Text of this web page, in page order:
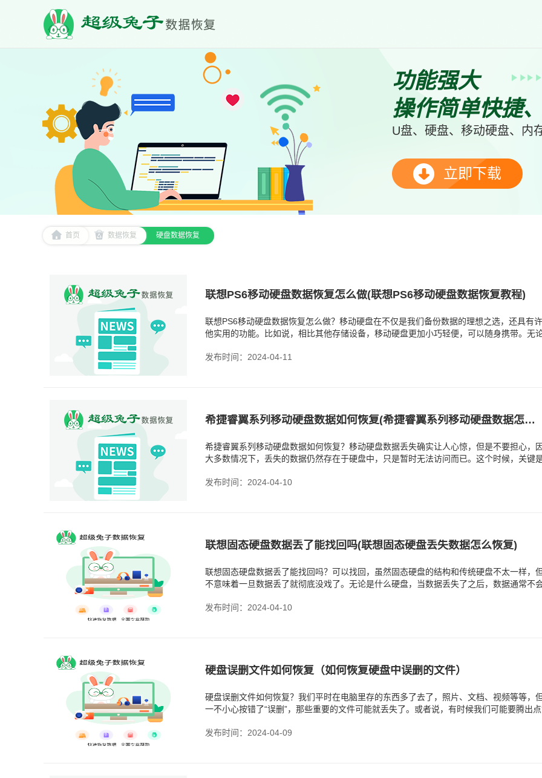
功能强大
操作简单快捷
U盘、硬盘、移动硬盘、内
立即下载
首页 数据恢复 硬盘数据恢复
联想PS6移动硬盘数据恢复怎么做(联想PS6移动硬盘数据恢复教程)
联想PS6移动硬盘数据恢复怎么做？移动硬盘在不仅是我们备份数据的理想之选，还具有
他实用的功能。比如说，相比其他存储设备，移动硬盘更加小巧轻便，可以随身携带。无论
发布时间：2024-04-11
希捷睿翼系列移动硬盘数据如何恢复(希捷睿翼系列移动硬盘数据怎么恢复)
希捷睿翼系列移动硬盘数据如何恢复？移动硬盘数据丢失确实让人心惊，但是不要担心，
大多数情况下，丢失的数据仍然存在于硬盘中，只是暂时无法访问而已。这个时候，关键是
发布时间：2024-04-10
联想固态硬盘数据丢了能找回吗(联想固态硬盘丢失数据怎么恢复)
联想固态硬盘数据丢了能找回吗？可以找回，虽然固态硬盘的结构和传统硬盘不太一样，
不意味着一旦数据丢了就彻底没戏了。无论是什么硬盘，当数据丢失了之后，数据通常不会
发布时间：2024-04-10
硬盘误删文件如何恢复（如何恢复硬盘中误删的文件）
硬盘误删文件如何恢复？我们平时在电脑里存的东西多了去了，照片、文档、视频等等，
一不小心按错了“误删”，那些重要的文件可能就丢失了。或者说，有时候我们可能要腾出
发布时间：2024-04-09